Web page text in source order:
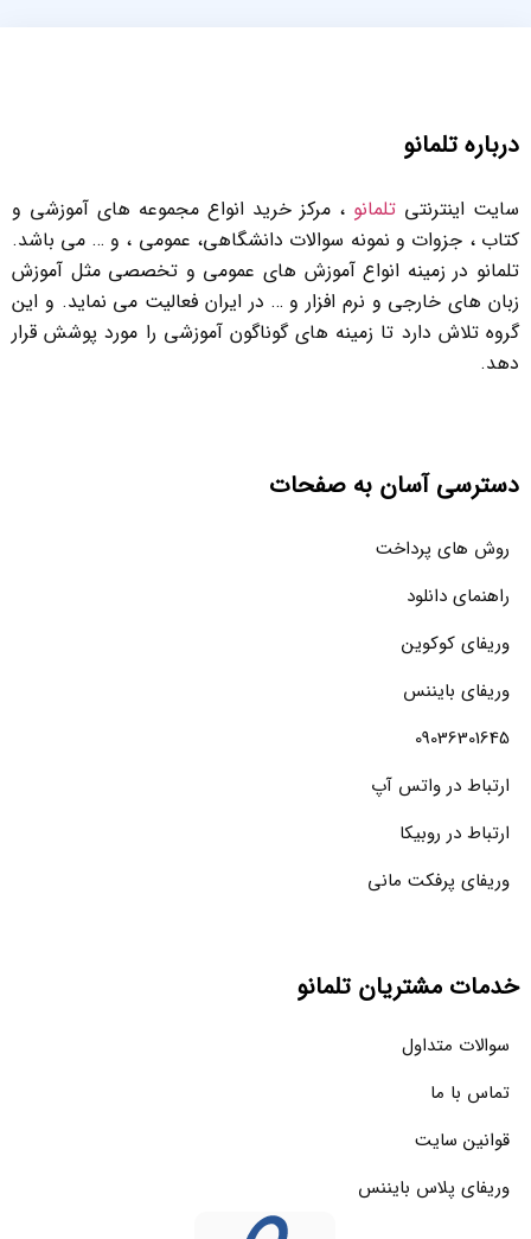
درباره تلمانو
سایت اینترنتی تلمانو ، مرکز خرید انواع مجموعه های آموزشی و
کتاب ، جزوات و نمونه سوالات دانشگاهی، عمومی ، و … می باشد.
تلمانو در زمینه انواع آموزش های عمومی و تخصصی مثل آموزش
زبان های خارجی و نرم افزار و … در ایران فعالیت می نماید. و این
گروه تلاش دارد تا زمینه های گوناگون آموزشی را مورد پوشش قرار
دهد.
دسترسی آسان به صفحات
روش های پرداخت
راهنمای دانلود
وریفای کوکوین
وریفای بایننس
09036301645
ارتباط در واتس آپ
ارتباط در روبیکا
وریفای پرفکت مانی
خدمات مشتریان تلمانو
سوالات متداول
تماس با ما
قوانین سایت
وریفای پلاس بایننس